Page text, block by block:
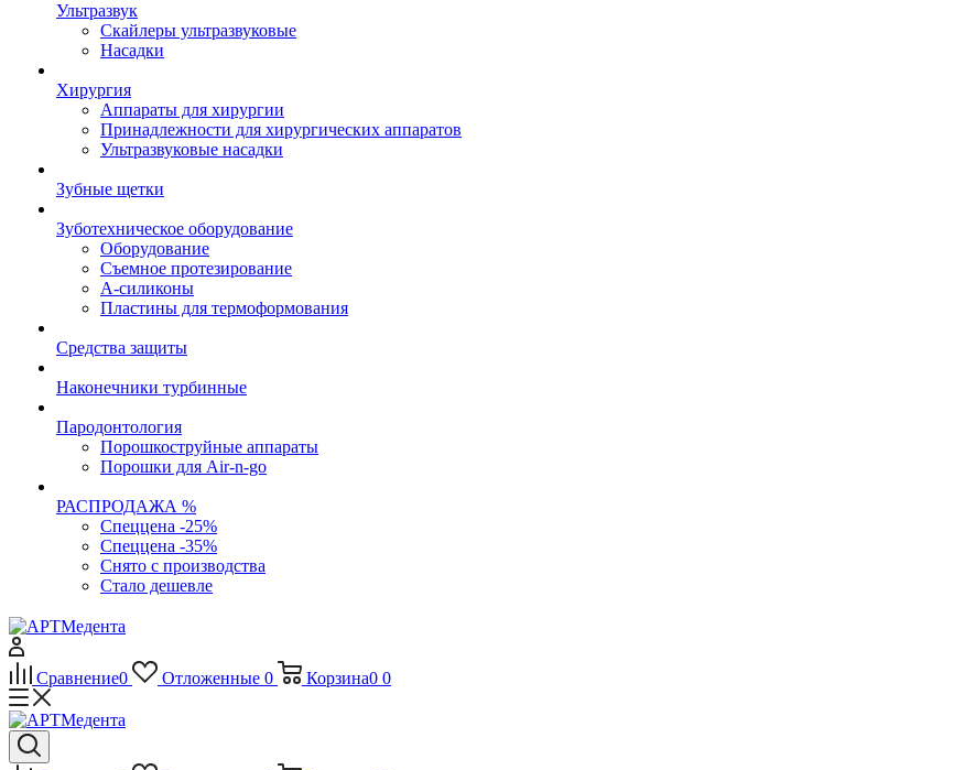
Ультразвук
Скайлеры ультразвуковые
Насадки
Хирургия
Аппараты для хирургии
Принадлежности для хирургических аппаратов
Ультразвуковые насадки
Зубные щетки
Зуботехническое оборудование
Оборудование
Съемное протезирование
А-силиконы
Пластины для термоформования
Средства защиты
Наконечники турбинные
Пародонтология
Порошкоструйные аппараты
Порошки для Air-n-go
РАСПРОДАЖА %
Спеццена -25%
Спеццена -35%
Снято с производства
Стало дешевле
Сравнение0 Отложенные 0 Корзина0 0